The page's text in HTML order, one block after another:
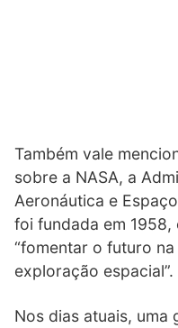
Também vale
sobre a NASA, a
Aeronáutica e
foi fundada em
“fomentar o futuro
exploração espacial”.
Nos dias atuais, uma